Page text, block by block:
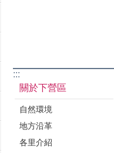
:::
關於下營區
自然環境
地方沿革
各里介紹